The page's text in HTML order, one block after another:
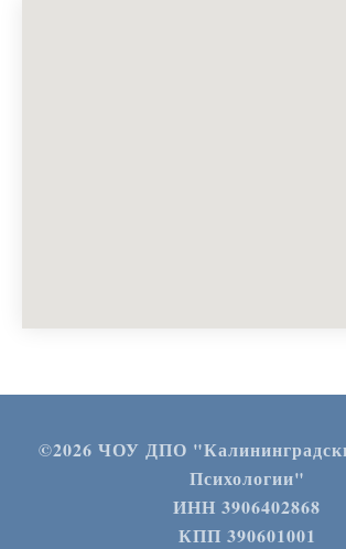
©2026 ЧОУ ДПО
Психологии"
ИНН 3906402868
КПП 390601001